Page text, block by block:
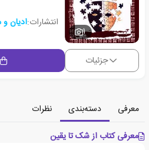
1
انتشارات:ادیان
جزئیات
معرفی دسته‌بندی
نظرات
معرفی کتاب از شک تا یقین